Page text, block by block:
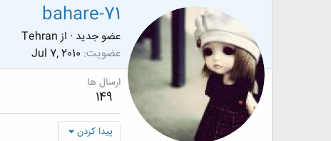
bahare-71
عضو جدید · از Tehran
عضویت Jul 7, 2010
ارسال ها
149
پیدا کردن